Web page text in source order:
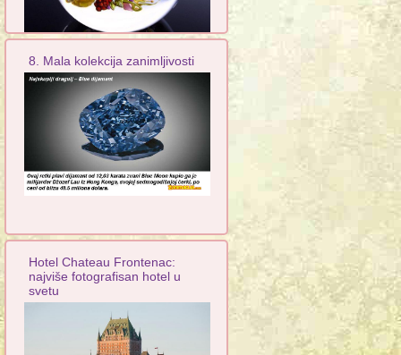
8. Mala kolekcija zanimljivosti
Hotel Chateau Frontenac:
najviše fotografisan hotel u
svetu